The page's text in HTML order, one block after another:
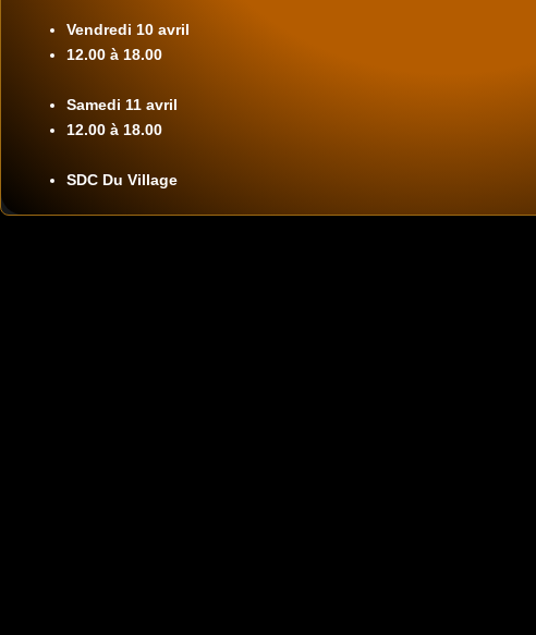
Vendredi 10 avril
12.00 à 18.00
Samedi 11 avril
12.00 à 18.00
SDC Du Village